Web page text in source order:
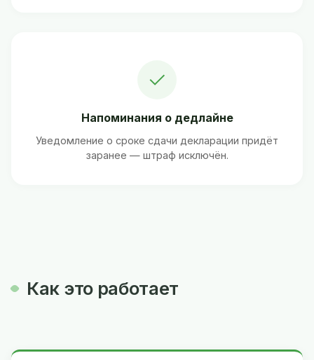
✓
Напоминания о дедлайне
Уведомление о сроке сдачи декларации придёт
заранее — штраф исключён.
Как это работает